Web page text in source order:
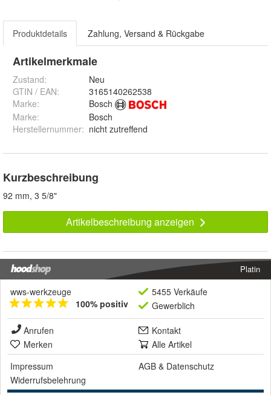
Produktdetails Zahlung, Versand & Rückgabe
Artikelmerkmale
Zustand:
Neu
GTIN / EAN:
3165140262538
Marke:
Bosch
Marke:
Bosch
Herstellernummer: nicht zutreffend
Kurzbeschreibung
92 mm, 3 5/8"
Artikelbeschreibung anzeigen
Platin
wws-werkzeuge
100% positiv
5455 Verkäufe
Gewerblich
Anrufen
Kontakt
Merken
Alle Artikel
Impressum
AGB & Datenschutz
Widerrufsbelehrung